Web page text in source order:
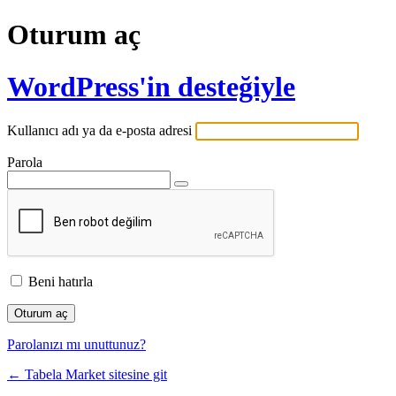
Oturum aç
WordPress'in desteğiyle
Kullanıcı adı ya da e-posta adresi
Parola
Beni hatırla
Parolanızı mı unuttunuz?
← Tabela Market sitesine git